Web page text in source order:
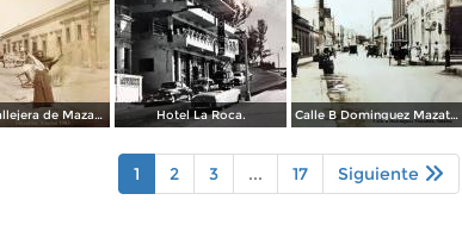
Escena callejera de Mazatlán, Sinaloa 1903. Hotel La Roca. Calle B Dominguez Mazatlán, Sinaloa ( Circulada el 25 de Abril de 1932 ).
1 2 3 ... 17 Siguiente